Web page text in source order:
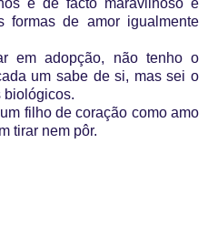
formas de amor igualmente
em adopção, não tenho o
um sabe de si, mas sei o
biológicos.
filho de coração como amo
tirar nem pôr.